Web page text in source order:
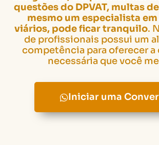
questões do DPVAT, multas
mesmo um especialista
viários, pode ficar tranquilo.
de profissionais possui um
competência para oferecer a
necessária que você
Iniciar uma